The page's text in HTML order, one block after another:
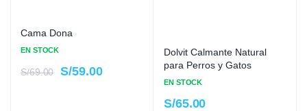
Cama Dona
EN STOCK
S/69.00 S/59.00
Dolvit Calmante Natural
para Perros y Gatos
EN STOCK
S/65.00